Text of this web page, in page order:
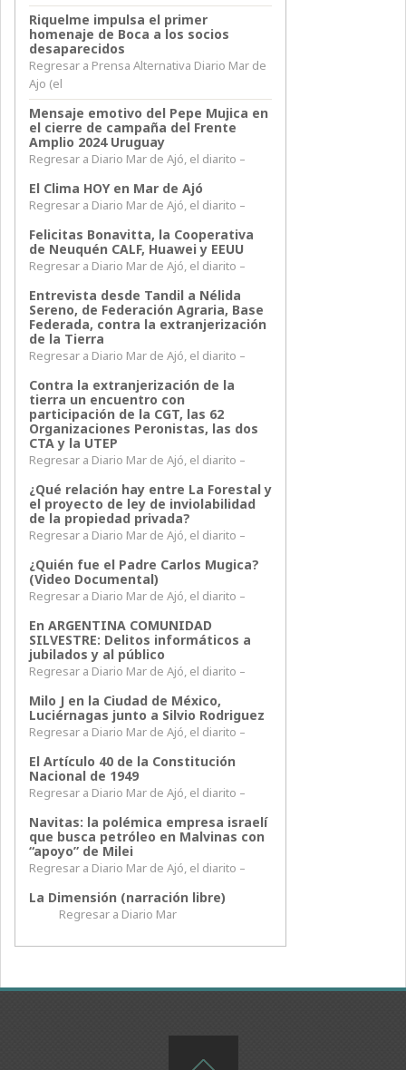
Riquelme impulsa el primer
homenaje de Boca a los socios
desaparecidos
Regresar a Prensa Alternativa Diario Mar de
Ajo (el
Mensaje emotivo del Pepe Mujica en
el cierre de campaña del Frente
Amplio 2024 Uruguay
Regresar a Diario Mar de Ajó, el diarito –
El Clima HOY en Mar de Ajó
Regresar a Diario Mar de Ajó, el diarito –
Felicitas Bonavitta, la Cooperativa
de Neuquén CALF, Huawei y EEUU
Regresar a Diario Mar de Ajó, el diarito –
Entrevista desde Tandil a Nélida
Sereno, de Federación Agraria, Base
Federada, contra la extranjerización
de la Tierra
Regresar a Diario Mar de Ajó, el diarito –
Contra la extranjerización de la
tierra un encuentro con
participación de la CGT, las 62
Organizaciones Peronistas, las dos
CTA y la UTEP
Regresar a Diario Mar de Ajó, el diarito –
¿Qué relación hay entre La Forestal y
el proyecto de ley de inviolabilidad
de la propiedad privada?
Regresar a Diario Mar de Ajó, el diarito –
¿Quién fue el Padre Carlos Mugica?
(Video Documental)
Regresar a Diario Mar de Ajó, el diarito –
En ARGENTINA COMUNIDAD
SILVESTRE: Delitos informáticos a
jubilados y al público
Regresar a Diario Mar de Ajó, el diarito –
Milo J en la Ciudad de México,
Luciérnagas junto a Silvio Rodriguez
Regresar a Diario Mar de Ajó, el diarito –
El Artículo 40 de la Constitución
Nacional de 1949
Regresar a Diario Mar de Ajó, el diarito –
Navitas: la polémica empresa israelí
que busca petróleo en Malvinas con
“apoyo” de Milei
Regresar a Diario Mar de Ajó, el diarito –
La Dimensión (narración libre)
Regresar a Diario Mar